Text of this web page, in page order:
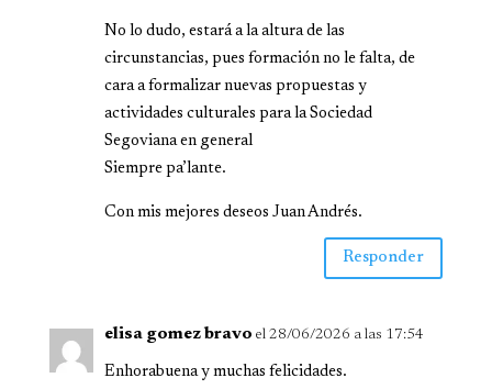
No lo dudo, estará a la altura de las
circunstancias, pues formación no le falta, de
cara a formalizar nuevas propuestas y
actividades culturales para la Sociedad
Segoviana en general
Siempre pa’lante.
Con mis mejores deseos Juan Andrés.
Responder
elisa gomez bravo el 28/06/2026 a las 17:54
Enhorabuena y muchas felicidades.